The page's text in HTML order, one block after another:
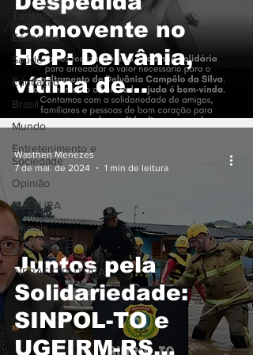
Turismo
Economia
Saúde
Educação
Brasil
Mundo
Entretenimento e
Sociedade
Opinião
CULTURA
animais
pets
INFRAESTRUTURA
comovente no
HGP: Delvânia,
vítima de
feminicídio, tem
órgãos doados e
família pede ajuda
para custear
velório
Juntos pela
Solidariedade:
SINPOL-TO e
UGEIRM-RS
Wasthen Menezes
7 de mai. de 2024
1 min de leitura